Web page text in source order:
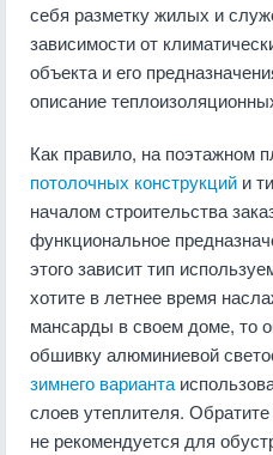
себя разметку жилых и
зависимости от
объекта и его
описание
Как правило, на поэтажном
потолочных конструкций и
началом строительства
функциональное
этого зависит тип
хотите в летнее время
мансарды в своем доме, то
обшивку алюминиевой
зимнего варианта
слоев утеплителя.
не рекомендуется для